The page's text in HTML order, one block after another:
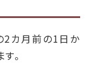
2カ月前の1日か
。